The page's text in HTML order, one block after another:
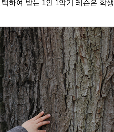
하여 받는 1인 1악기 레슨은 학